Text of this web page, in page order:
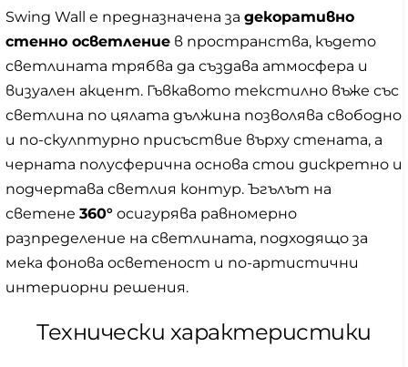
Swing Wall е предназначена за декоративно
стенно осветление в пространства, където
светлината трябва да създава атмосфера и
визуален акцент. Гъвкавото текстилно въже със
светлина по цялата дължина позволява свободно
и по-скулптурно присъствие върху стената, а
черната полусферична основа стои дискретно и
подчертава светлия контур. Ъгълът на
светене 360° осигурява равномерно
разпределение на светлината, подходящо за
мека фонова осветеност и по-артистични
интериорни решения.
Технически характеристики